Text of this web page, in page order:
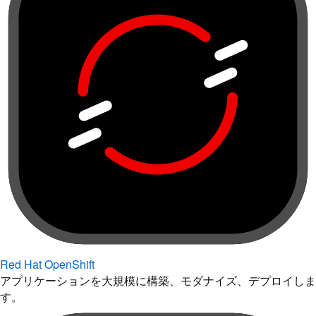
Red Hat OpenShift
アプリケーションを大規模に構築、モダナイズ、デプロイしま
す。